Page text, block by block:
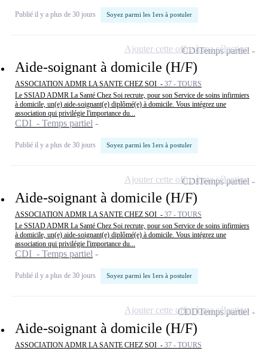
Publié il y a plus de 30 jours Soyez parmi les 1ers à postuler
Aide-soignant à domicile (H/F)
ASSOCIATION ADMR LA SANTE CHEZ SOI - 37 - TOURS
Le SSIAD ADMR La Santé Chez Soi recrute, pour son Service de soins infirmiers
à domicile, un(e) aide-soignant(e) diplômé(e) à domicile. Vous intégrez une
association qui privilégie l'importance du...
CDI - Temps partiel
Publié il y a plus de 30 jours Soyez parmi les 1ers à postuler
CDITemps partiel
Ajouter cette offre à ma sélection
Aide-soignant à domicile (H/F)
ASSOCIATION ADMR LA SANTE CHEZ SOI - 37 - TOURS
Le SSIAD ADMR La Santé Chez Soi recrute, pour son Service de soins infirmiers
à domicile, un(e) aide-soignant(e) diplômé(e) à domicile. Vous intégrez une
association qui privilégie l'importance du...
CDI - Temps partiel
Publié il y a plus de 30 jours Soyez parmi les 1ers à postuler
CDITemps partiel
Ajouter cette offre à ma sélection
Aide-soignant à domicile (H/F)
ASSOCIATION ADMR LA SANTE CHEZ SOI - 37 - TOURS
CDDTemps partiel
Ajouter cette offre à ma sélection